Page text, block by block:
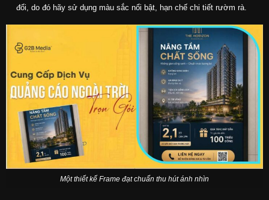
đổi, do đó hãy sử dụng màu sắc nổi bật, hạn chế chi tiết rườm rà.
Một thiết kế Frame đạt chuẩn thu hút ánh nhìn